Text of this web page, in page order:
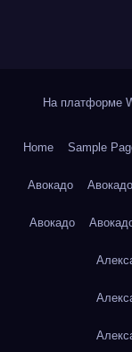
На платформе
Home Sample
Авокадо Авокадо
Авокадо